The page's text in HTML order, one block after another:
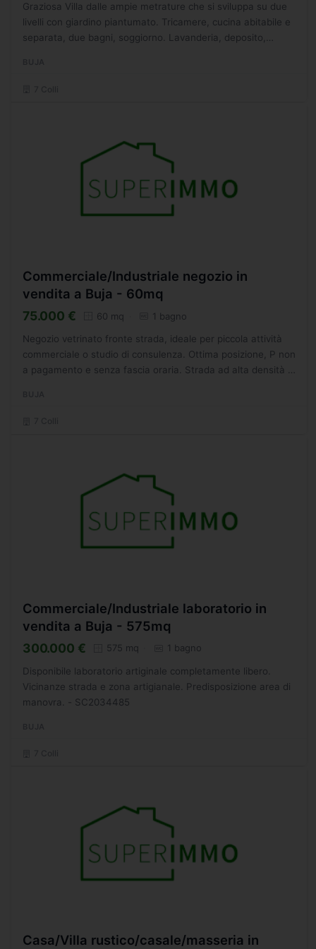
Graziosa Villa dalle ampie metrature che si sviluppa su due
livelli con giardino piantumato. Tricamere, cucina abitabile e
separata, due bagni, soggiorno. Lavanderia, deposito,
Commerciale/Industriale negozio in
vendita a Buja - 60mq
75.000 € 60 mq 1 bagno
Negozio vetrinato fronte strada, ideale per piccola attività
commerciale o studio di consulenza. Ottima posizione, P non
a pagamento e senza fascia oraria. Strada ad alta densità di
Commerciale/Industriale laboratorio in
vendita a Buja - 575mq
300.000 € 575 mq 1 bagno
Disponibile laboratorio artiginale completamente libero.
Vicinanze strada e zona artigianale. Predisposizione area di
manovra. - SC2034485
Casa/Villa rustico/casale/masseria in